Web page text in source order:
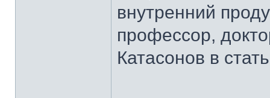
внутренний
профессор,
Катасонов в